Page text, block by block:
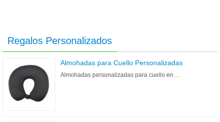
Regalos Personalizados
Almohadas para Cuello Personalizadas
Almohadas personalizadas para cuello en …